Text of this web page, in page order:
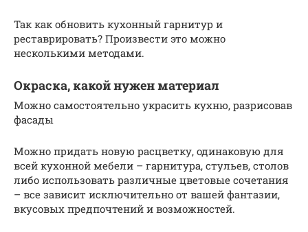
Так как обновить кухонный гарнитур и
реставрировать? Произвести это можно
несколькими методами.
Окраска, какой нужен материал
Можно самостоятельно украсить кухню, разрисовав
фасады
Можно придать новую расцветку, одинаковую для
всей кухонной мебели – гарнитура, стульев, столов
либо использовать различные цветовые сочетания
– все зависит исключительно от вашей фантазии,
вкусовых предпочтений и возможностей.